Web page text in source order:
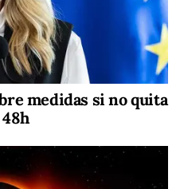
medidas si no quita